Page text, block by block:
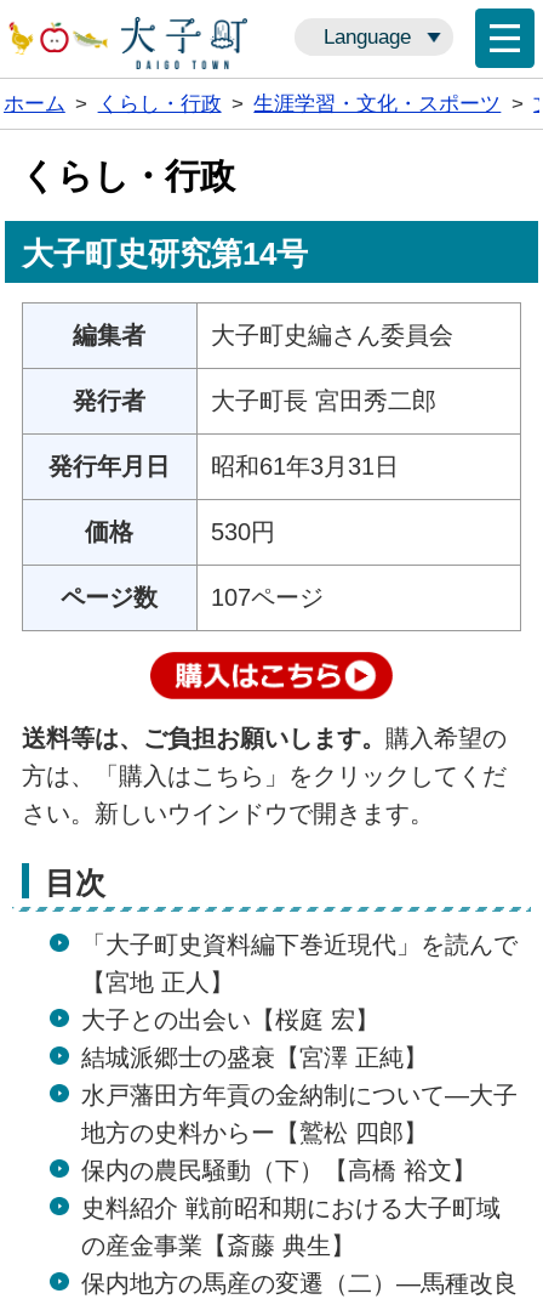
Language
ホーム > くらし・行政 > 生涯学習・文化・スポーツ >
くらし・行政
大子町史研究第14号
編集者 大子町史編さん委員会
発行者 大子町長 宮田秀二郎
発行年月日 昭和61年3月31日
価格 530円
ページ数 107ページ
送料等は、ご負担お願いします。 購入希望の
方は、「購入はこちら」をクリックしてくだ
さい。新しいウインドウで開きます。
目次
「大子町史資料編下巻近現代」を読んで
【宮地 正人】
大子との出会い【桜庭 宏】
結城派郷士の盛衰【宮澤 正純】
水戸藩田方年貢の金納制について―大子
地方の史料からー【鷲松 四郎】
保内の農民騒動（下）【高橋 裕文】
史料紹介 戦前昭和期における大子町域
の産金事業【斎藤 典生】
保内地方の馬産の変遷（二）―馬種改良